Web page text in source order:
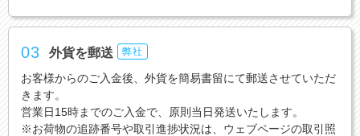
03 外貨を郵送 弊社
お客様からのご入金後、外貨を簡易書留にて郵送させていただ
きます。
営業日15時までのご入金で、原則当日発送いたします。
※お荷物の追跡番号や取引進捗状況は、ウェブページの取引照